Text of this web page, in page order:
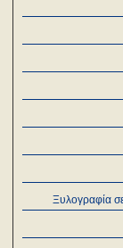
Ξυλογραφία